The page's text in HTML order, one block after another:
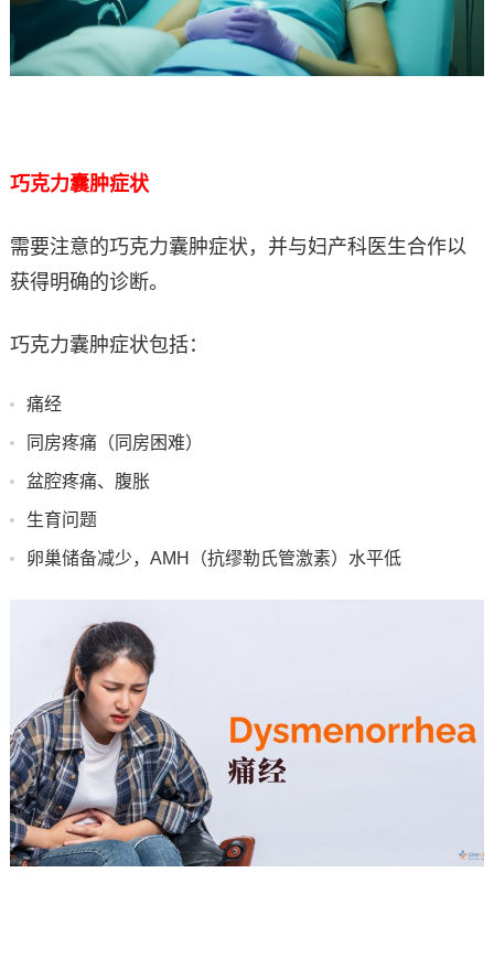
巧克力囊肿症状
需要注意的巧克力囊肿症状，并与妇产科医生合作以
获得明确的诊断。
巧克力囊肿症状包括：
痛经
同房疼痛（同房困难）
盆腔疼痛、腹胀
生育问题
卵巢储备减少，AMH（抗缪勒氏管激素）水平低